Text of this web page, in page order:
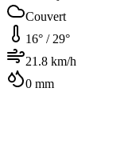
Couvert
16° / 29°
21.8 km/h
0 mm